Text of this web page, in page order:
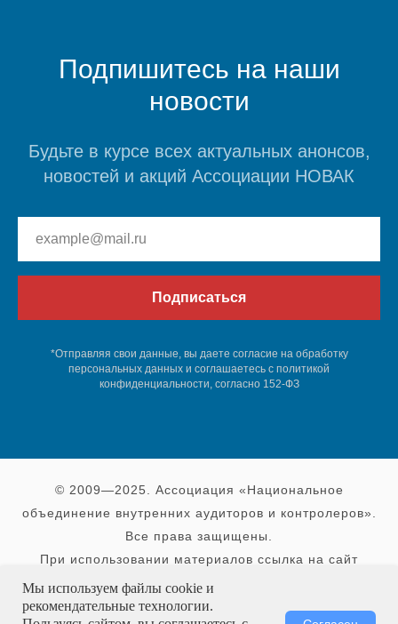
Подпишитесь на наши
новости
Будьте в курсе всех актуальных анонсов,
новостей и акций Ассоциации НОВАК
Подписаться
*Отправляя свои данные, вы даете согласие на обработку
персональных данных и соглашаетесь c политикой
конфиденциальности, согласно 152-ФЗ
© 2009—2025. Ассоциация «Национальное
объединение внутренних аудиторов и контролеров».
Все права защищены.
При использовании материалов ссылка на сайт
обязательна
Мы используем файлы cookie и
рекомендательные технологии.